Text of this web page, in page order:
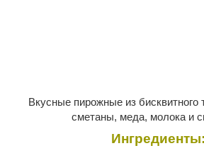
Вкусные пирожные из бисквитного
сметаны, меда, молока и
Ингредиенты: